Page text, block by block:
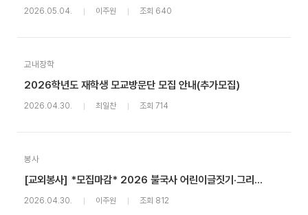
2026.05.04. 이주원 조회 640
교내장학
2026학년도 재학생 모교방문단 모집 안내(추가모집)
2026.04.30. 최일찬 조회 714
봉사
[교외봉사] *모집마감* 2026 불국사 어린이글짓기·그리기대회 봉사자 모집
2026.04.30. 이주원 조회 812